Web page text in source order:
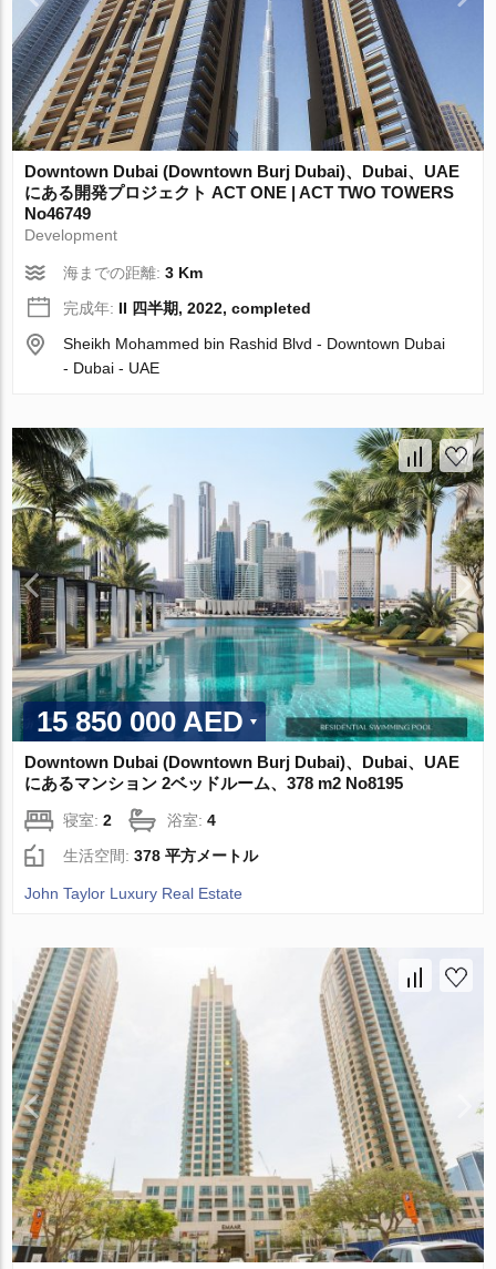
Downtown Dubai (Downtown Burj Dubai)、Dubai、UAE
にある開発プロジェクト ACT ONE | ACT TWO TOWERS
No46749
Development
海までの距離:3 Km
完成年: II 四半期, 2022, completed
Sheikh Mohammed bin Rashid Blvd - Downtown Dubai
- Dubai - UAE
15 850 000 AED
Downtown Dubai (Downtown Burj Dubai)、Dubai、UAE
にあるマンション 2ベッドルーム、378 m2 No8195
寝室:2 浴室:4
生活空間:378 平方メートル
John Taylor Luxury Real Estate